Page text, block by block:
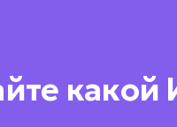
какой